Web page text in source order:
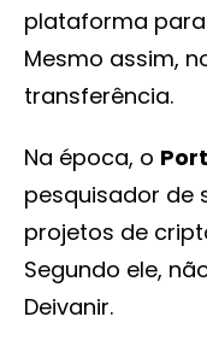
plataforma
Mesmo assim,
transferência.
Na época, o
pesquisador de
projetos de
Segundo ele,
Deivanir.